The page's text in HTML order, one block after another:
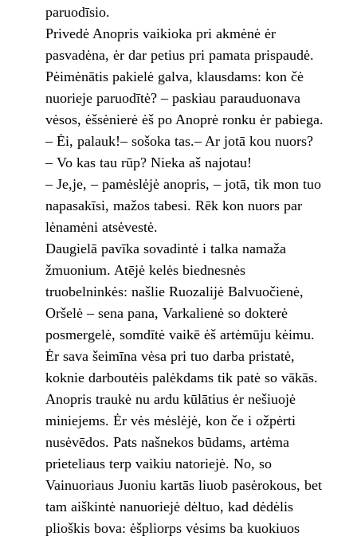
paruodīsio.
Privedė Anopris vaikioka pri akmėnė ėr
pasvadėna, ėr dar petius pri pamata prispaudė.
Pėimėnātis pakielė galva, klausdams: kon čė
nuorieje paruodītė? – paskiau parauduonava
vėsos, ėšsėnierė ėš po Anoprė ronku ėr pabiega.
– Ėi, palauk!– sošoka tas.– Ar jotā kou nuors?
– Vo kas tau rūp? Nieka aš najotau!
– Je,je, – pamėslėjė anopris, – jotā, tik mon tuo
napasakīsi, mažos tabesi. Rēk kon nuors par
lėnamėni atsėvestė.
Daugielā pavīka sovadintė i talka namaža
žmuonium. Atējė kelės biednesnės
truobelninkės: našlie Ruozalijė Balvuočienė,
Oršelė – sena pana, Varkalienė so dokterė
posmergelė, somdītė vaikē ėš artėmūju kėimu.
Ėr sava šeimīna vėsa pri tuo darba pristatė,
koknie darboutėis palėkdams tik patė so vākās.
Anopris traukė nu ardu kūlātius ėr nešiuojė
miniejems. Ėr vės mėslėjė, kon če i ožpėrti
nusėvēdos. Pats našnekos būdams, artėma
prieteliaus terp vaikiu natoriejė. No, so
Vainuoriaus Juoniu kartās liuob pasėrokous, bet
tam aiškintė nanuoriejė dėltuo, kad dėdėlis
plioškis bova: ėšpliorps vėsims ba kuokiuos